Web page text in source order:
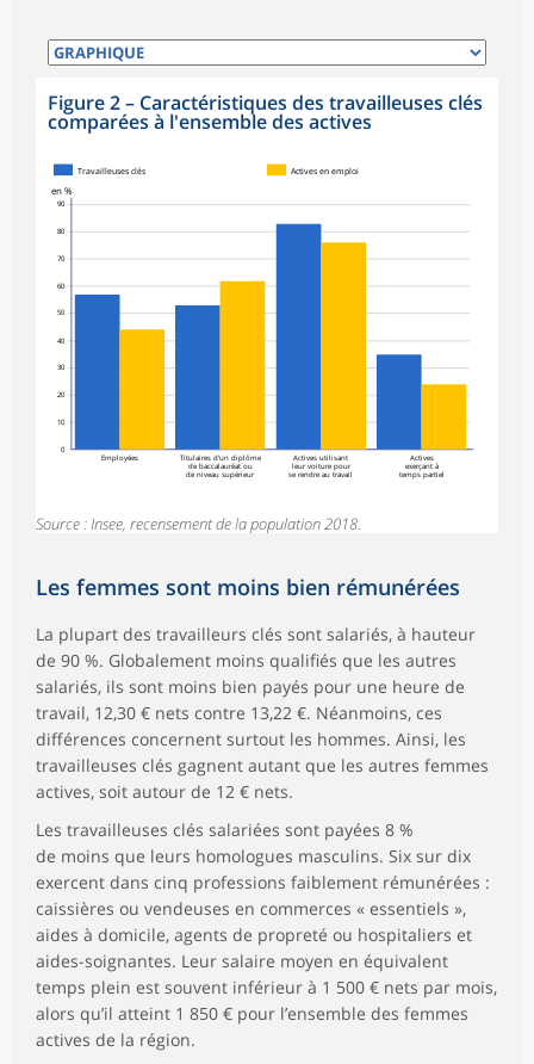
Figure 2– Caractéristiques des travailleuses clés
comparées à l'ensemble des actives
0
10
20
30
40
50
60
70
80
90
en %
Employées
Titulaires d’un diplôme
de baccalauréat ou
de niveau supérieur
Actives utilisant
leur voiture pour
se rendre au travail
Actives
exerçant à
temps partiel
Travailleuses clés Actives en emploi
Source : Insee, recensement de la population 2018.
Les femmes sont moins bien rémunérées
La plupart des travailleurs clés sont salariés, à hauteur
de 90 %. Globalement moins qualifiés que les autres
salariés, ils sont moins bien payés pour une heure de
travail, 12,30 € nets contre 13,22 €. Néanmoins, ces
différences concernent surtout les hommes. Ainsi, les
travailleuses clés gagnent autant que les autres femmes
actives, soit autour de 12 € nets.
Les travailleuses clés salariées sont payées 8 %
de moins que leurs homologues masculins. Six sur dix
exercent dans cinq professions faiblement rémunérées :
caissières ou vendeuses en commerces « essentiels »,
aides à domicile, agents de propreté ou hospitaliers et
aides-soignantes. Leur salaire moyen en équivalent
temps plein est souvent inférieur à 1 500 € nets par mois,
alors qu’il atteint 1 850 € pour l’ensemble des femmes
actives de la région.